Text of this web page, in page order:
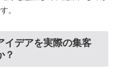
。
イデアを実際の集客
？